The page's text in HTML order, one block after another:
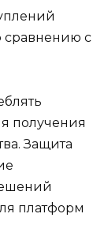
сравнению с
получения
Защита
платформ